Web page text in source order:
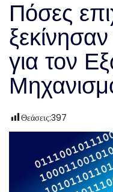
Πόσες
για τον
Θεάσεις:397